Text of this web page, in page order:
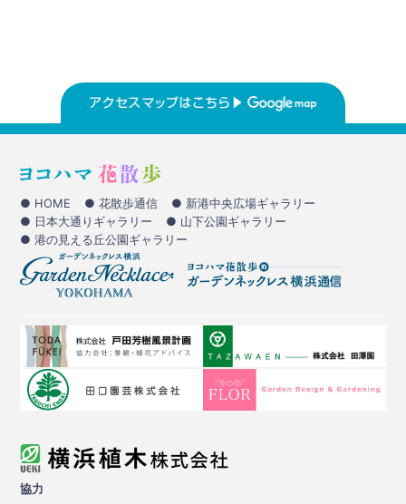
● HOME ● 花散歩通信
● 新港中央広場ギャラリー
● 日本大通りギャラリー
● 山下公園ギャラリー
● 港の見える丘公園ギャラリー
協力